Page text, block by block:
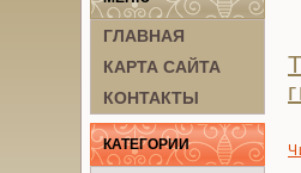
ГЛАВНАЯ
КАРТА САЙТА
КОНТАКТЫ
КАТЕГОРИИ